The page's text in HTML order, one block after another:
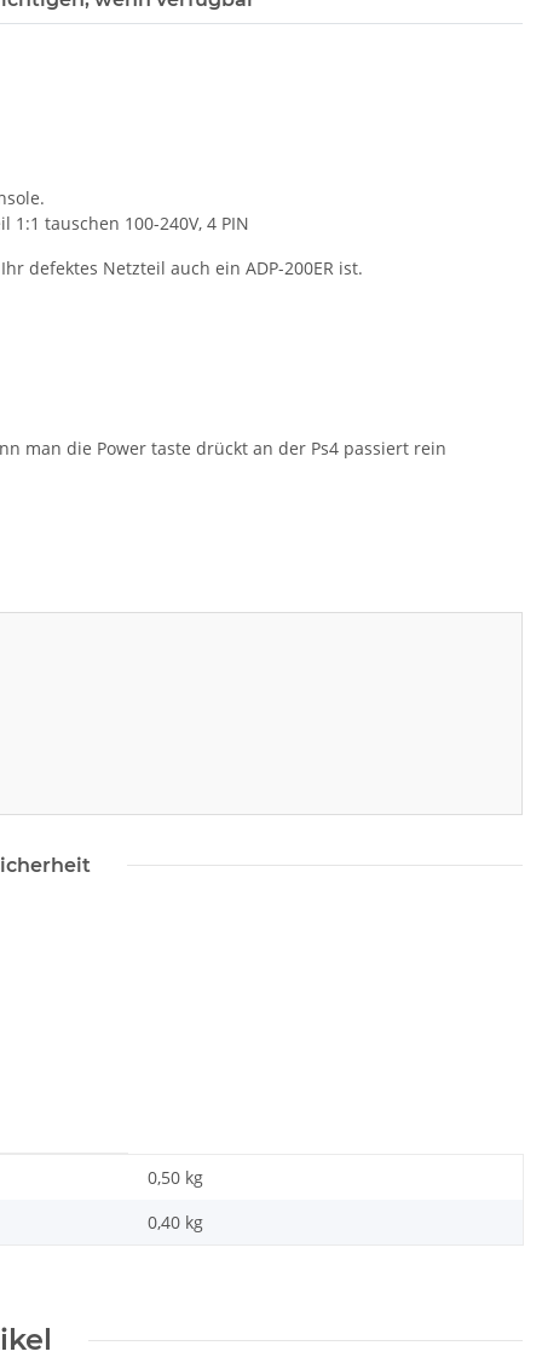
tauschen 100-240V, 4 PIN
defektes Netzteil auch ein ADP-200ER ist.
man die Power taste drückt an der Ps4 passiert rein
0,50 kg
0,40 kg